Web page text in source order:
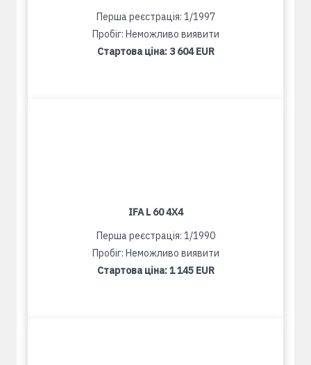
Перша реєстрація: 1/1997
Пробіг: Неможливо виявити
Стартова ціна: 3 604 EUR
IFA L 60 4X4
Перша реєстрація: 1/1990
Пробіг: Неможливо виявити
Стартова ціна:1 145 EUR